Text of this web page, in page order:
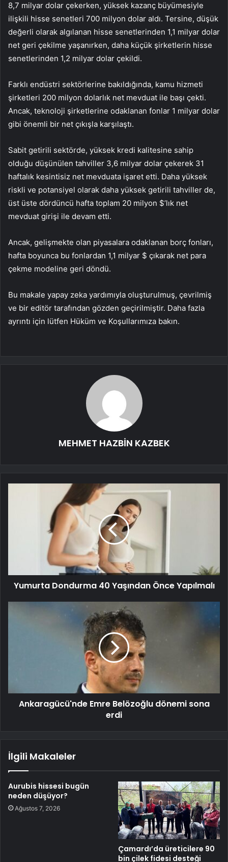
8,7 milyar dolar çekerken, yüksek kazanç büyümesiyle
ilişkili hisse senetleri 700 milyon dolar aldı. Tersine, düşük
değerli olarak algılanan hisse senetlerinden 1,1 milyar dolar
net geri çekilme yaşanırken, daha küçük şirketlerin hisse
senetlerinden 1,2 milyar dolar çekildi.
Farklı endüstri sektörlerine bakıldığında, kamu hizmeti
şirketleri 200 milyon dolarlık net mevduat ile başı çekti.
Ancak, teknoloji şirketlerine odaklanan fonlar 1 milyar dolar
gibi önemli bir net çıkışla karşılaştı.
Sabit getirili sektörde, yüksek kredi kalitesine sahip
olduğu düşünülen tahviller 3,6 milyar dolar çekerek 31
haftalık kesintisiz net mevduata işaret etti. Daha yüksek
riskli ve potansiyel olarak daha yüksek getirili tahviller de,
üst üste dördüncü hafta toplam 20 milyon $’lık net
mevduat girişi ile devam etti.
Ancak, gelişmekte olan piyasalara odaklanan borç fonları,
hafta boyunca bu fonlardan 1,1 milyar $ çıkarak net para
çekme modeline geri döndü.
Bu makale yapay zeka yardımıyla oluşturulmuş, çevrilmiş
ve bir editör tarafından gözden geçirilmiştir. Daha fazla
ayrıntı için lütfen Hüküm ve Koşullarımıza bakın.
MEHMET HAZBİN KAZBEK
Yumurta Dondurma 40 Yaşından Önce Yapılmalı
Ankaragücü'nde Emre Belözoğlu dönemi sona
erdi
İlgili Makaleler
Aurubis hissesi bugün
neden düşüyor?
Ağustos 7, 2026
Çamardı’da üreticilere 90
bin çilek fidesi desteği